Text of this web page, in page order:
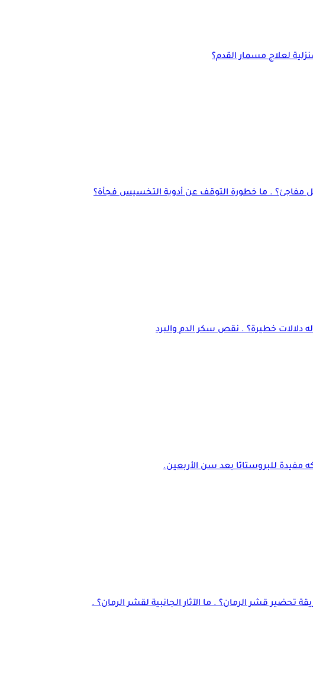
لعلاج مسمار القدم؟
مفاجئ؟ . ما خطورة التوقف عن أدوية التخسيس فجأة؟
دلالات خطيرة؟ . نقص سكر الدم والبرد
مفيدة للبروستاتا بعد سن الأربعين.
قشر الرمان؟ . ما الآثار الجانبية لقشر الرمان؟ .